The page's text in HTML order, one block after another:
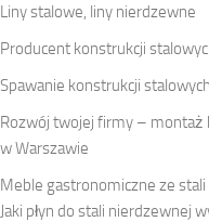
Liny stalowe, liny nierdzewne
Producent konstrukcji
Spawanie konstrukcji
Rozwój twojej firmy – montaż
w Warszawie
Meble gastronomiczne ze
Jaki płyn do stali nierdzewnej